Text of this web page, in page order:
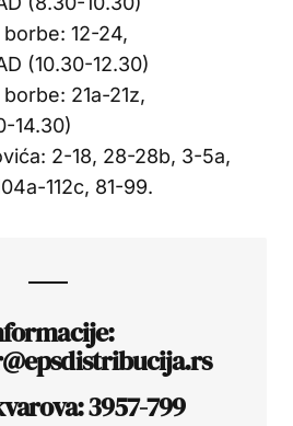
12-24,
(10.30-12.30)
21a-21z,
14.30)
2-18, 28-28b, 3-5a,
112c, 81-99.
3957-799